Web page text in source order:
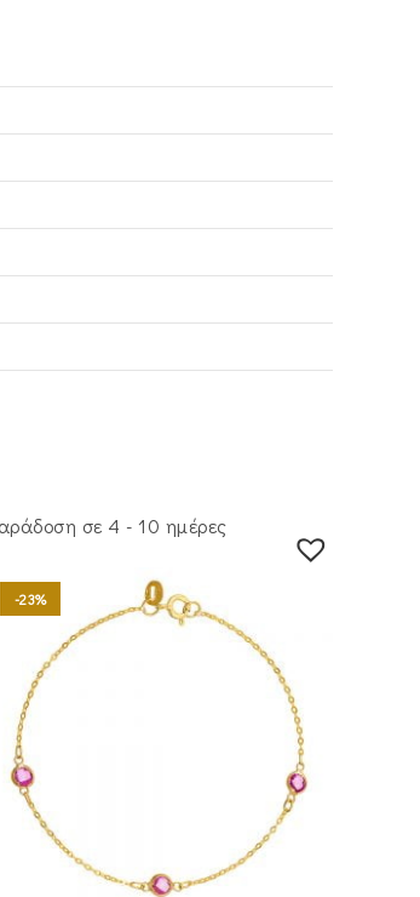
σε 4 - 10 ημέρες
-23%